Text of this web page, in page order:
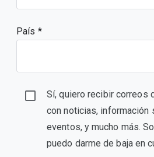
País *
Sí, quiero recibir correos
con noticias, información
eventos, y mucho más.
puedo darme de baja en